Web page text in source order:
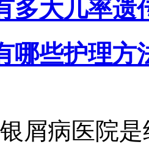
多大几率遗
哪些护理方
屑病医院